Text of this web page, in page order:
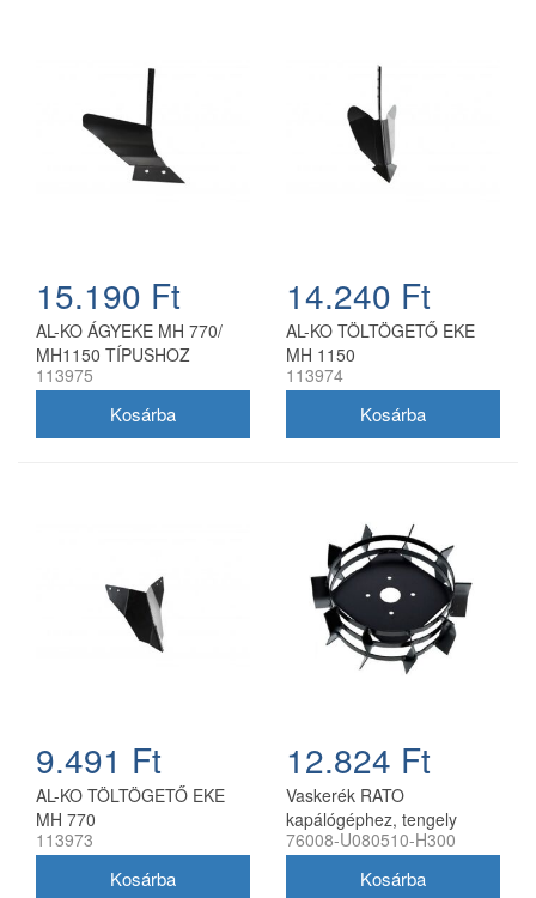
15.190 Ft
AL-KO ÁGYEKE MH 770/
MH1150 TÍPUSHOZ
113975
14.240 Ft
AL-KO TÖLTÖGETŐ EKE
MH 1150
113974
9.491 Ft
AL-KO TÖLTÖGETŐ EKE
MH 770
113973
12.824 Ft
Vaskerék RATO
kapálógéphez, tengely
nélkül
76008-U080510-H300